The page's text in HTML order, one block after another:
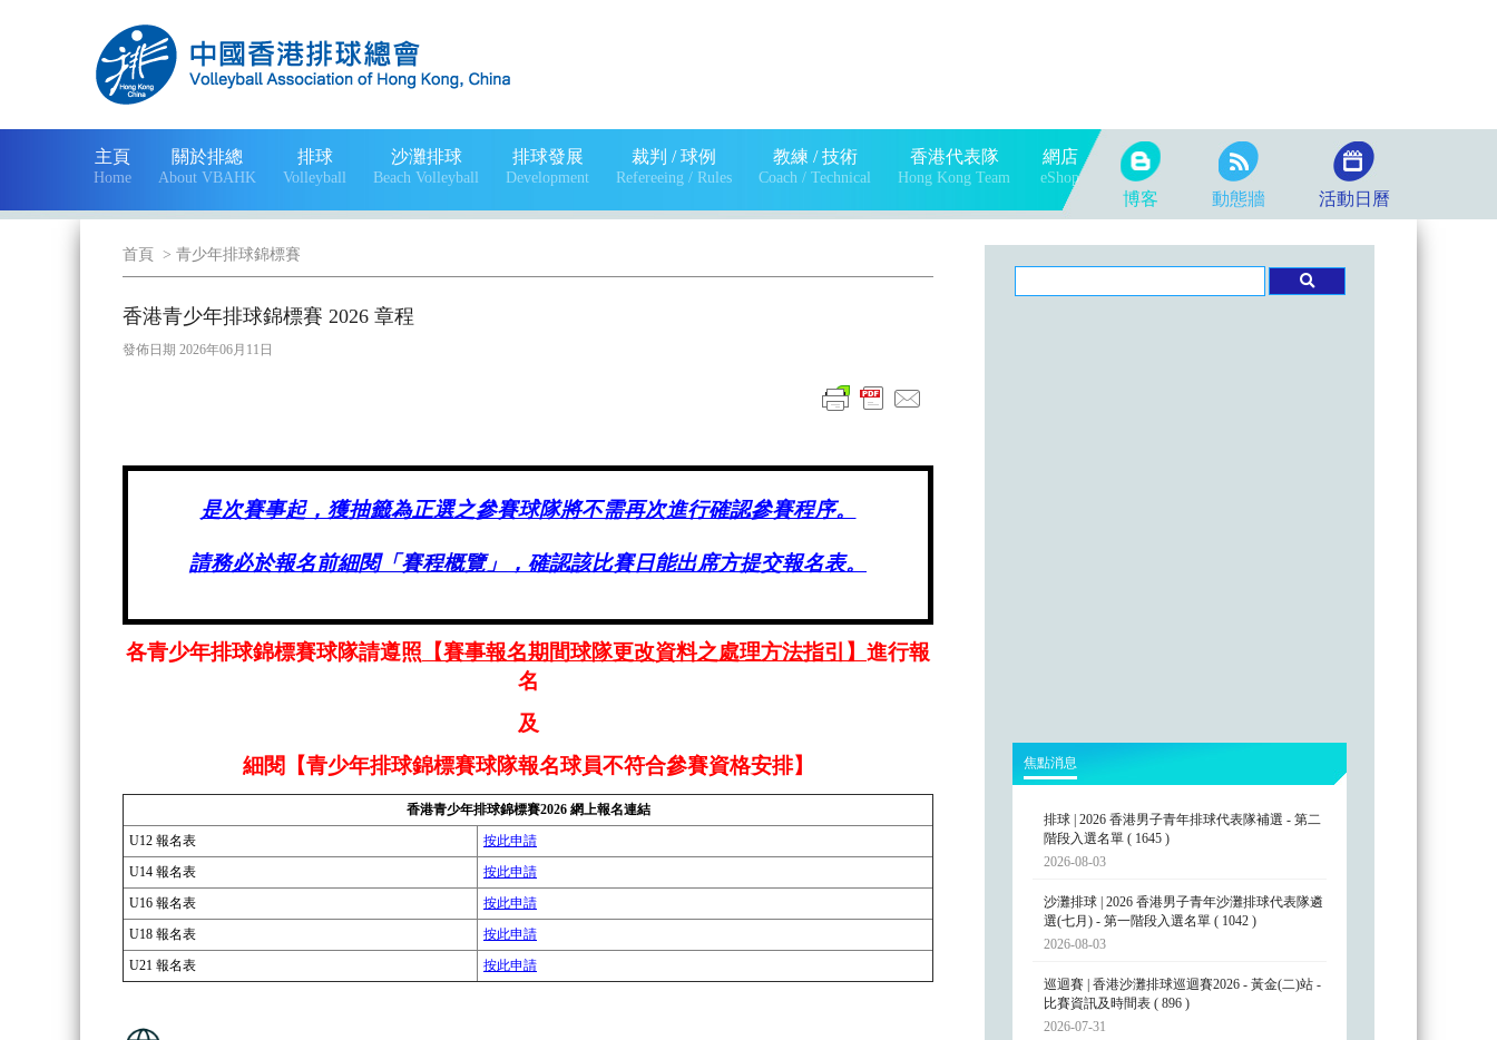
主頁
Home
關於排總
About VBAHK
排球
Volleyball
沙灘排球
Beach Volleyball
排球發展
Development
裁判 / 球例
Refereeing / Rules
教練 / 技術
Coach / Technical
香港代表隊
Hong Kong Team
網店
eShop
博客 動態牆 活動日曆
首頁 > 青少年排球錦標賽
香港青少年排球錦標賽 2026 章程
發佈日期 2026年06月11日
是次賽事起，獲抽籤為正選之參賽球隊將不需再次進行確認參賽程序。
請務必於報名前細閱「賽程概覽」 ，確認該比賽日能出席方提交報名表。
各青少年排球錦標賽球隊請遵照 【賽事報名期間球隊更改資料之處理方法指引】 進行報
名
及
細閱【青少年排球錦標賽球隊報名球員不符合參賽資格安排】
香港青少年排球錦標賽2026 網上報名連結
U12 報名表
按此申請
U14 報名表
按此申請
U16 報名表
按此申請
U18 報名表
按此申請
U21 報名表
按此申請
焦點消息
排球 | 2026 香港男子青年排球代表隊補選 - 第二
階段入選名單 ( 1645 )
2026-08-03
沙灘排球 | 2026 香港男子青年沙灘排球代表隊遴
選(七月) - 第一階段入選名單 ( 1042 )
2026-08-03
巡迴賽 | 香港沙灘排球巡迴賽2026 - 黃金(二)站 -
比賽資訊及時間表 ( 896 )
2026-07-31